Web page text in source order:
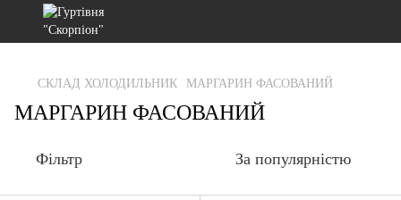
gtag('js', new Date()); gtag('config', 'G-RFXCKGNRF7');
СКЛАД ХОЛОДИЛЬНИК МАРГАРИН ФАСОВАНИЙ
МАРГАРИН ФАСОВАНИЙ
Фільтр За популярністю